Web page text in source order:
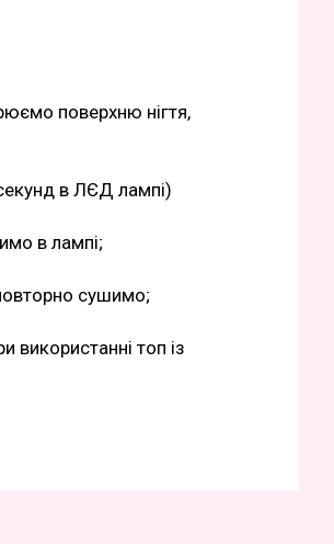
поверхню нігтя,
в ЛЄД лампі)
в лампі;
сушимо;
використанні топ із